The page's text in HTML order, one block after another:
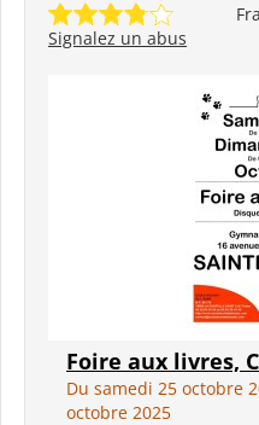
Signalez un abus
Foire aux livres,
Du samedi 25 octobre
octobre 2025